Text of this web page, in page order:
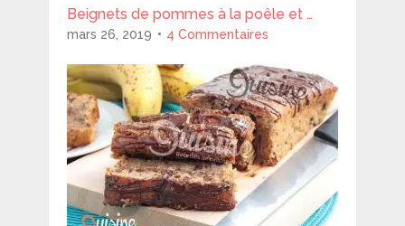
Beignets de pommes à la poêle et …
mars 26, 2019 4 Commentaires